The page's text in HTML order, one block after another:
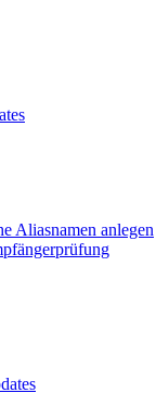
Aliasnamen anlegen